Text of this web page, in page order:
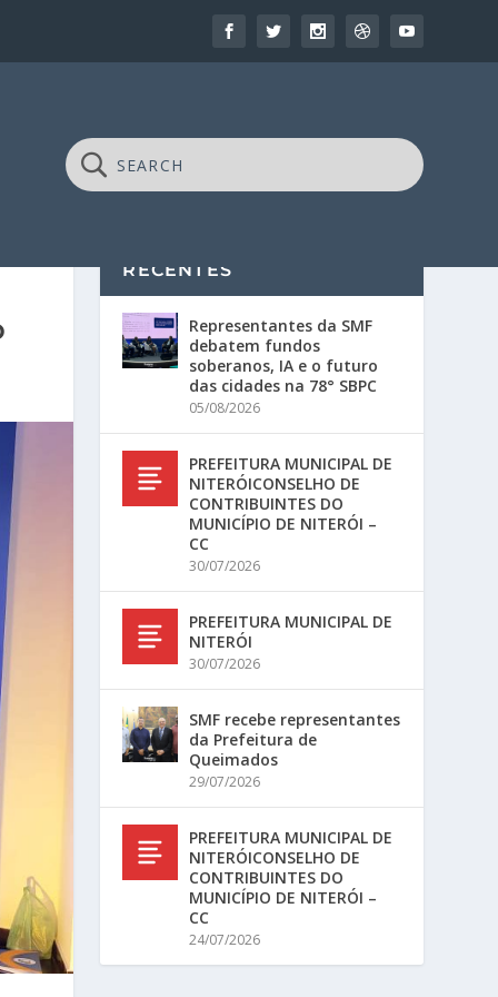
RECENTES
Representantes da SMF
debatem fundos
soberanos, IA e o futuro
das cidades na 78° SBPC
05/08/2026
PREFEITURA MUNICIPAL DE
NITERÓICONSELHO DE
CONTRIBUINTES DO
MUNICÍPIO DE NITERÓI –
CC
30/07/2026
PREFEITURA MUNICIPAL DE
NITERÓI
30/07/2026
SMF recebe representantes
da Prefeitura de
Queimados
29/07/2026
PREFEITURA MUNICIPAL DE
NITERÓICONSELHO DE
CONTRIBUINTES DO
MUNICÍPIO DE NITERÓI –
CC
24/07/2026